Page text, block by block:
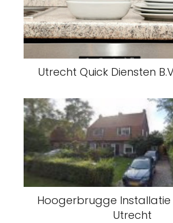
Utrecht Quick Diensten
Hoogerbrugge Installatie
Utrecht